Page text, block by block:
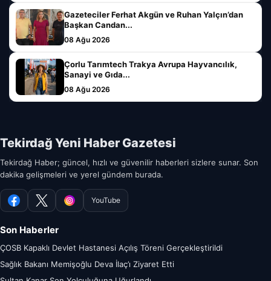
Gazeteciler Ferhat Akgün ve Ruhan Yalçın’dan
Başkan Candan...
08 Ağu 2026
Çorlu Tarımtech Trakya Avrupa Hayvancılık,
Sanayi ve Gıda...
08 Ağu 2026
Tekirdağ Yeni Haber Gazetesi
Tekirdağ Haber; güncel, hızlı ve güvenilir haberleri sizlere sunar. Son
dakika gelişmeleri ve yerel gündem burada.
Facebook
X InstagramYouTube
Son Haberler
ÇOSB Kapaklı Devlet Hastanesi Açılış Töreni Gerçekleştirildi
Sağlık Bakanı Memişoğlu Deva İlaç’ı Ziyaret Etti